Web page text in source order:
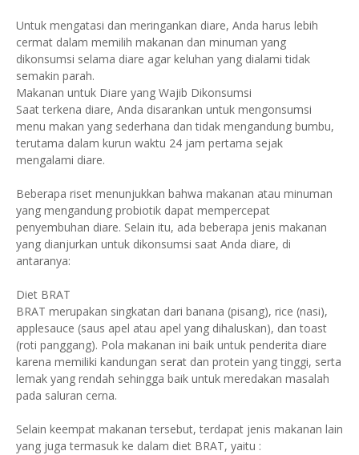
Untuk mengatasi dan meringankan diare, Anda harus lebih
cermat dalam memilih makanan dan minuman yang
dikonsumsi selama diare agar keluhan yang dialami tidak
semakin parah.
Makanan untuk Diare yang Wajib Dikonsumsi
Saat terkena diare, Anda disarankan untuk mengonsumsi
menu makan yang sederhana dan tidak mengandung bumbu,
terutama dalam kurun waktu 24 jam pertama sejak
mengalami diare.
Beberapa riset menunjukkan bahwa makanan atau minuman
yang mengandung probiotik dapat mempercepat
penyembuhan diare. Selain itu, ada beberapa jenis makanan
yang dianjurkan untuk dikonsumsi saat Anda diare, di
antaranya:
Diet BRAT
BRAT merupakan singkatan dari banana (pisang), rice (nasi),
applesauce (saus apel atau apel yang dihaluskan), dan toast
(roti panggang). Pola makanan ini baik untuk penderita diare
karena memiliki kandungan serat dan protein yang tinggi, serta
lemak yang rendah sehingga baik untuk meredakan masalah
pada saluran cerna.
Selain keempat makanan tersebut, terdapat jenis makanan lain
yang juga termasuk ke dalam diet BRAT, yaitu :